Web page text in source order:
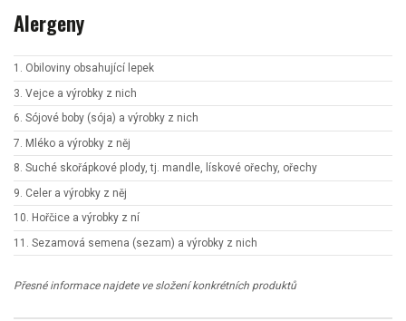
Alergeny
1. Obiloviny obsahující lepek
3. Vejce a výrobky z nich
6. Sójové boby (sója) a výrobky z nich
7. Mléko a výrobky z něj
8. Suché skořápkové plody, tj. mandle, lískové ořechy, ořechy
9. Celer a výrobky z něj
10. Hořčice a výrobky z ní
11. Sezamová semena (sezam) a výrobky z nich
Přesné informace najdete ve složení konkrétních produktů